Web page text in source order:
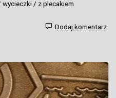
wycieczki/ z plecakiem
Dodaj komentarz